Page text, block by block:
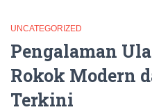
UNCATEGORIZED
Pengalaman
Rokok Modern
Terkini